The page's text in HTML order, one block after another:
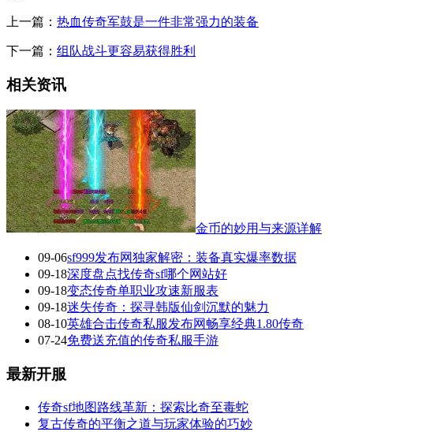
上一篇： 热血传奇军鼓是一件非常强力的装备
下一篇： 组队战斗更容易获得胜利
相关资讯
金币的妙用与来源详解
09-06sf999发布网独家解密：装备真实爆率数据
09-18深度盘点找传奇sf哪个网站好
09-18变态传奇单职业攻速新服表
09-18迷失传奇：探寻韩版仙剑沉默的魅力
08-10英雄合击传奇私服发布网畅享经典1.80传奇
07-24免费送充值的传奇私服手游
最新开服
传奇sf地图路线革新：探索比奇至毒蛇
复古传奇的平衡之道与玩家体验的巧妙